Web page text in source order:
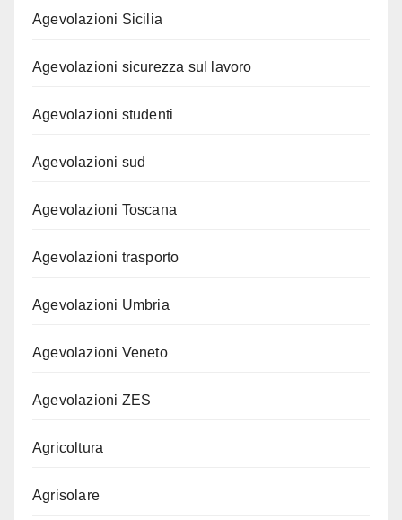
Agevolazioni Sicilia
Agevolazioni sicurezza sul lavoro
Agevolazioni studenti
Agevolazioni sud
Agevolazioni Toscana
Agevolazioni trasporto
Agevolazioni Umbria
Agevolazioni Veneto
Agevolazioni ZES
Agricoltura
Agrisolare